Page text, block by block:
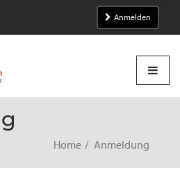
Anmelden
Home Anmeldung